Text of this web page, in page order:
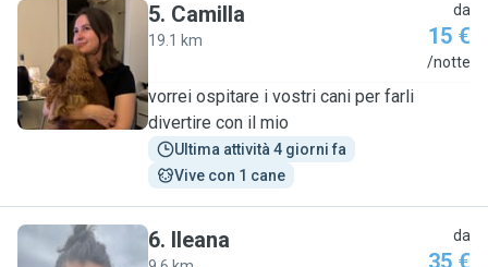
C
5. Camilla
19.1 km
da
15 €
/notte
vorrei ospitare i vostri cani per farli
divertire con il mio
Ultima attività 4 giorni fa
Vive con 1 cane
6. Ileana da
35 €